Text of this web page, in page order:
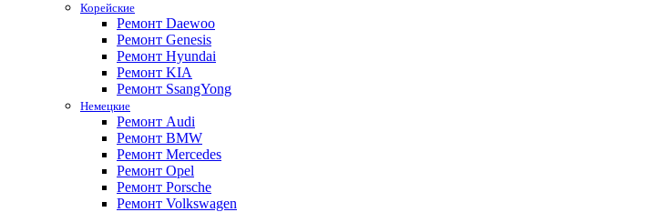
Корейские
Ремонт Daewoo
Ремонт Genesis
Ремонт Hyundai
Ремонт KIA
Ремонт SsangYong
Немецкие
Ремонт Audi
Ремонт BMW
Ремонт Mercedes
Ремонт Opel
Ремонт Porsche
Ремонт Volkswagen